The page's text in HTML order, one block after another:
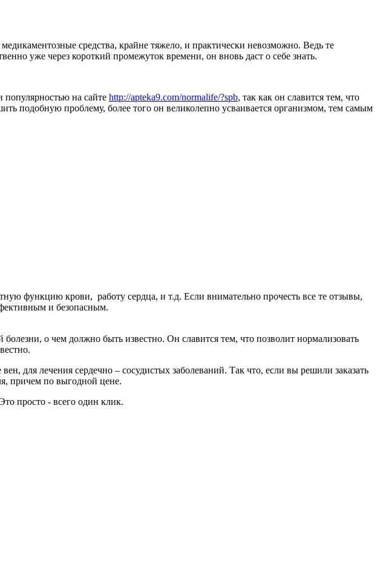
средства, крайне тяжело, и практически невозможно. Ведь те
уже через короткий промежуток времени, он вновь даст о себе знать.
популярностью на сайте http://apteka9.com/normalife/?spb, так как он славится тем, что
подобную проблему, более того он великолепно усваивается организмом, тем самым
функцию крови, работу сердца, и т.д. Если внимательно прочесть все те отзывы,
и безопасным.
о чем должно быть известно. Он славится тем, что позволит нормализовать
для лечения сердечно – сосудистых заболеваний. Так что, если вы решили заказать
причем по выгодной цене.
просто - всего один клик.